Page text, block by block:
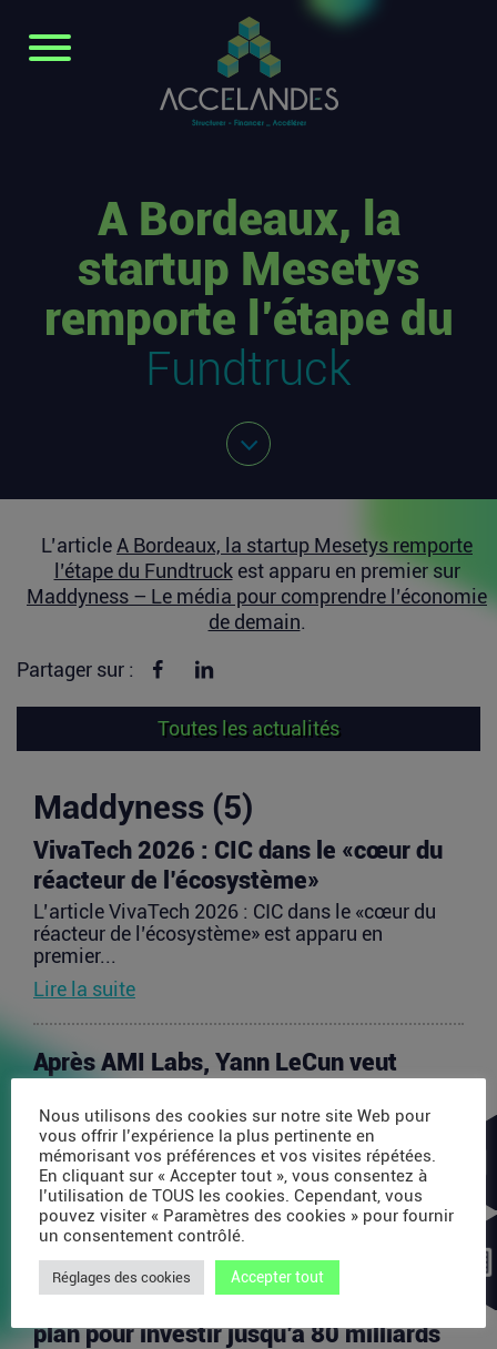
A Bordeaux, la
startup Mesetys
remporte l’étape du
Fundtruck
L’article A Bordeaux, la startup Mesetys remporte
l’étape du Fundtruckest apparu en premier sur
Maddyness – Le média pour comprendre l’économie
de demain.
Partager sur : Partager sur Facebook
Toutes les actualités
Maddyness (5)
VivaTech 2026 : CIC dans le «cœur du
réacteur de l’écosystème»
L’article VivaTech 2026 : CIC dans le «cœur du
réacteur de l’écosystème» est apparu en
premier...
Lire la suite
Après AMI Labs, Yann LeCun veut
dédié à l’IA
L’article Après AMI Labs, Yann LeCun veut lancer
un fonds de 200 millions d’euros dédié à l’IA
est...
Lire la suite
L’UE lance la deuxième phase de son
plan pour investir jusqu’à 80 milliards
Nous utilisons des cookies sur notre site Web pour
vous offrir l’expérience la plus pertinente en
mémorisant vos préférences et vos visites répétées.
En cliquant sur « Accepter tout », vous consentez à
l’utilisation de TOUS les cookies. Cependant, vous
pouvez visiter « Paramètres des cookies » pour fournir
un consentement contrôlé.
Réglages des cookies Accepter tout